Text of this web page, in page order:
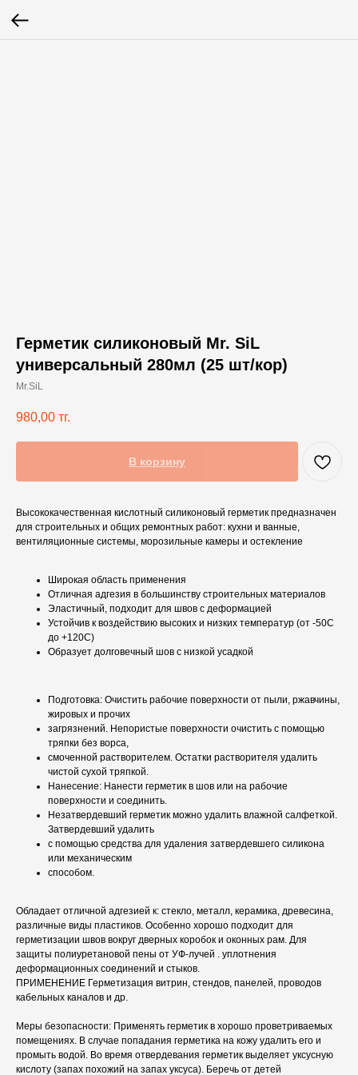
Герметик силиконовый Mr. SiL
универсальный 280мл (25 шт/кор)
Mr.SiL
980,00 тг.
В корзину
Высококачественная кислотный силиконовый герметик предназначен
для строительных и общих ремонтных работ: кухни и ванные,
вентиляционные системы, морозильные камеры и остекление
Широкая область применения
Отличная адгезия в большинству строительных материалов
Эластичный, подходит для швов с деформацией
Устойчив к воздействию высоких и низких температур (от -50С
до +120С)
Образует долговечный шов с низкой усадкой
Подготовка: Очистить рабочие поверхности от пыли, ржавчины,
жировых и прочих
загрязнений. Непористые поверхности очистить с помощью
тряпки без ворса,
смоченной растворителем. Остатки растворителя удалить
чистой сухой тряпкой.
Нанесение: Нанести герметик в шов или на рабочие
поверхности и соединить.
Незатвердевший герметик можно удалить влажной салфеткой.
Затвердевший удалить
с помощью средства для удаления затвердевшего силикона
или механическим
способом.
Обладает отличной адгезией к: стекло, металл, керамика, древесина,
различные виды пластиков. Особенно хорошо подходит для
герметизации швов вокруг дверных коробок и оконных рам. Для
защиты полиуретановой пены от УФ-лучей . уплотнения
деформационных соединений и стыков.
ПРИМЕНЕНИЕ Герметизация витрин, стендов, панелей, проводов
кабельных каналов и др.
Меры безопасности: Применять герметик в хорошо проветриваемых
помещениях. В случае попадания герметика на кожу удалить его и
промыть водой. Во время отвердевания герметик выделяет уксусную
кислоту (запах похожий на запах уксуса). Беречь от детей